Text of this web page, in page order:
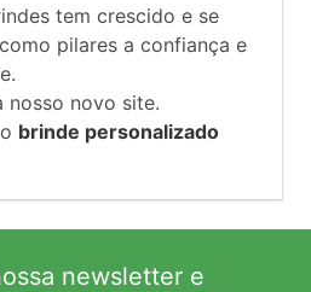
tem crescido e se
pilares a confiança e
nosso novo site.
brinde personalizado
newsletter e